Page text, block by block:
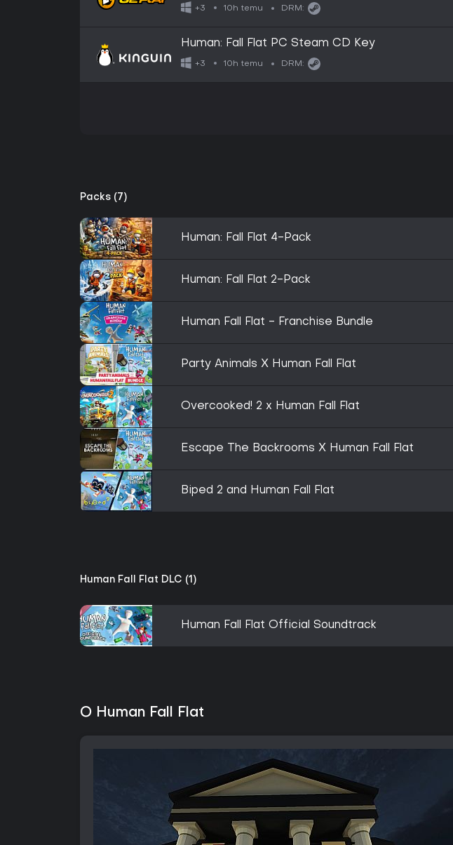
+3 10h temu DRM:
Human: Fall Flat PC Steam CD Key
+3 10h temu DRM:
Packs (7)
Human: Fall Flat 4-Pack
Human: Fall Flat 2-Pack
Human Fall Flat - Franchise Bundle
Party Animals X Human Fall Flat
Overcooked! 2 x Human Fall Flat
Escape The Backrooms X Human Fall Flat
Biped 2 and Human Fall Flat
Human Fall Flat DLC (1)
Human Fall Flat Official Soundtrack
O Human Fall Flat